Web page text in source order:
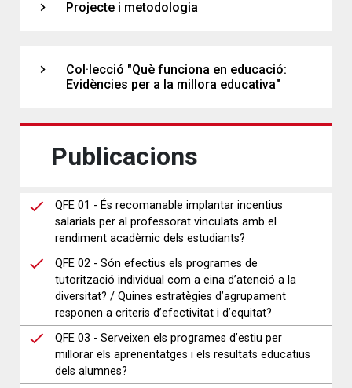
expand_more Projecte i metodologia
expand_more
Col·lecció "Què funciona en educació:
Evidències per a la millora educativa"
Publicacions
QFE 01 - És recomanable implantar incentius
salarials per al professorat vinculats amb el
rendiment acadèmic dels estudiants?
QFE 02 - Són efectius els programes de
tutorització individual com a eina d’atenció a la
diversitat? / Quines estratègies d’agrupament
responen a criteris d’efectivitat i d’equitat?
QFE 03 - Serveixen els programes d’estiu per
millorar els aprenentatges i els resultats educatius
dels alumnes?